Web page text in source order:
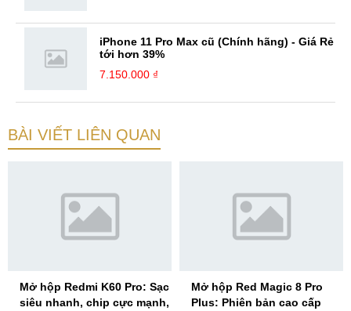
iPhone 11 Pro Max cũ (Chính hãng) - Giá Rẻ
tới hơn 39%
7.150.000 ₫
BÀI VIẾT LIÊN QUAN
Mở hộp Redmi K60 Pro: Sạc
siêu nhanh, chip cực mạnh,
Mở hộp Red Magic 8 Pro
Plus: Phiên bản cao cấp